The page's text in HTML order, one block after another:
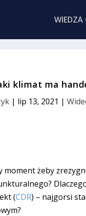
WIEDZA
klimat ma
| lip 13, 2021 |
żeby
(CDR) – najgorsi